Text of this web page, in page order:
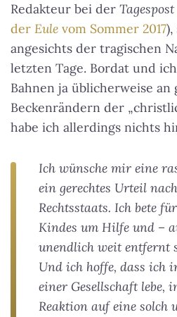
Redakteur bei der Tagespost
der Eule vom Sommer 2017),
angesichts der tragischen
letzten Tage. Bordat und
Bahnen ja üblicherweise
Beckenrändern der
habe ich allerdings nichts
Ich wünsche mir eine
ein gerechtes Urteil
Rechtsstaats. Ich bete
Kindes um Hilfe und –
unendlich weit entfernt
Und ich hoffe, dass ich
einer Gesellschaft lebe,
Reaktion auf eine solch